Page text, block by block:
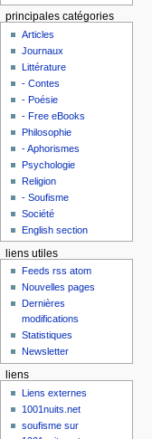
principales catégories
Articles
Journaux
Littérature
- Contes
- Poésie
- Free eBooks
Philosophie
- Aphorismes
Psychologie
Religion
- Soufisme
Société
English section
liens utiles
Feeds rss atom
Nouvelles pages
Dernières
modifications
Statistiques
Newsletter
liens
Liens externes
1001nuits.net
soufisme sur